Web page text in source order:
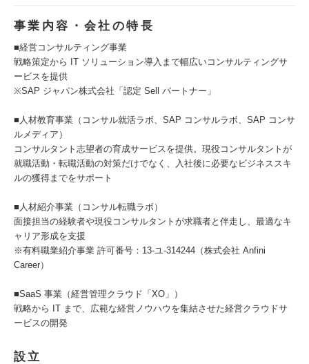
事業内容・会社の特長
■経営コンサルティング事業
戦略策定から IT ソリューション導入まで幅広いコンサルティングサ
ービスを提供
※SAP ジャパン株式会社「認定 Sell パートナー」
■人材教育事業（コンサル就活ラボ、SAP コンサルラボ、SAP コンサ
ルメディア）
コンサルタント志望者の育成サービスを提供。現役コンサルタントが
就職活動・転職活動の対策だけでなく、入社後に必要なビジネススキ
ルの獲得までをサポート
■人材紹介事業（コンサル転職ラボ）
面接担当の経験者や現役コンサルタントが求職者と伴走し、最適なキ
ャリア形成を支援
※有料職業紹介事業 許可番号：13-ユ-314244（株式会社 Anfini
Career）
■SaaS 事業（経営管理クラウド「XO」）
戦略から IT まで、広範な経営ノウハウを集結させた経営クラウドサ
ービスの開発
設立